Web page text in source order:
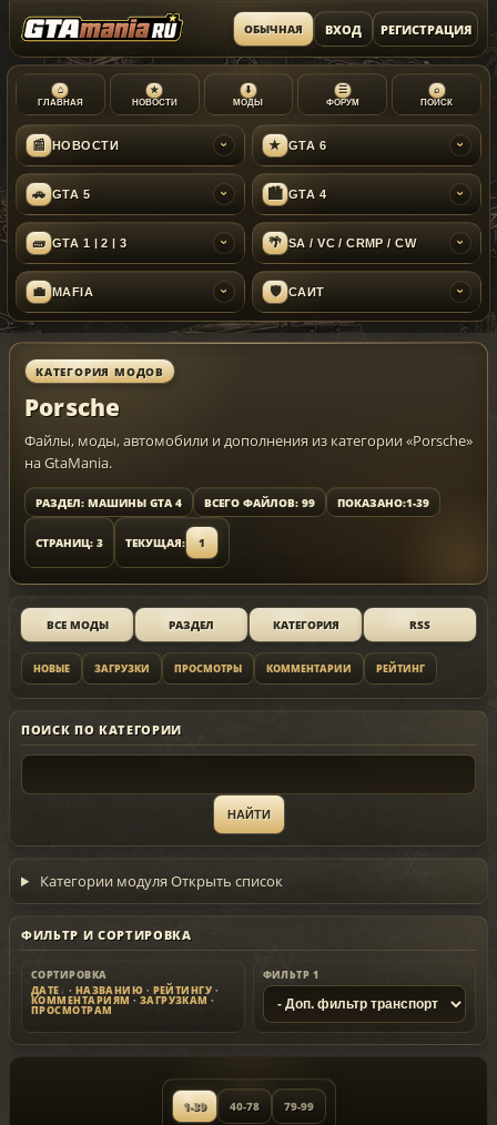
ОБЫЧНАЯ ВХОД РЕГИСТРАЦИЯ
⌂
ГЛАВНАЯ
★
НОВОСТИ
⬇
МОДЫ
☰
ФОРУМ
⌕
ПОИСК
📰 НОВОСТИ › ★ GTA 6 ›
🚗 GTA 5 › 🏙 GTA 4 ›
🧱 GTA 1 | 2 | 3 › 🌴 SA / VC / CRMP / CW ›
💼 MAFIA › 🛡 САЙТ ›
КАТЕГОРИЯ МОДОВ
Porsche
Файлы, моды, автомобили и дополнения из категории «Porsche»
на GtaMania.
РАЗДЕЛ: МАШИНЫ GTA 4 ВСЕГО ФАЙЛОВ: 99 ПОКАЗАНО:1-39
СТРАНИЦ: 3 ТЕКУЩАЯ: 1
ВСЕ МОДЫ РАЗДЕЛ КАТЕГОРИЯ RSS
НОВЫЕ ЗАГРУЗКИ ПРОСМОТРЫ КОММЕНТАРИИ РЕЙТИНГ
ПОИСК ПО КАТЕГОРИИ
Категории модуля Открыть список
ФИЛЬТР И СОРТИРОВКА
СОРТИРОВКА
ДАТЕ
· НАЗВАНИЮ · РЕЙТИНГУ ·
КОММЕНТАРИЯМ · ЗАГРУЗКАМ ·
ПРОСМОТРАМ
ФИЛЬТР 1
1-39 40-78 79-99